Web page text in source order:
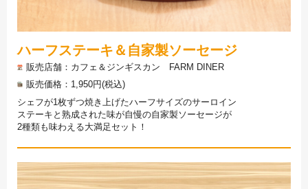
ハーフステーキ＆自家製ソーセージ
販売店舗
カフェ＆ジンギスカン FARM DINER
販売価格
1,950円(税込)
シェフが1枚ずつ焼き上げたハーフサイズのサーロイン
ステーキと熟成された味が自慢の自家製ソーセージが
2種類も味わえる大満足セット！